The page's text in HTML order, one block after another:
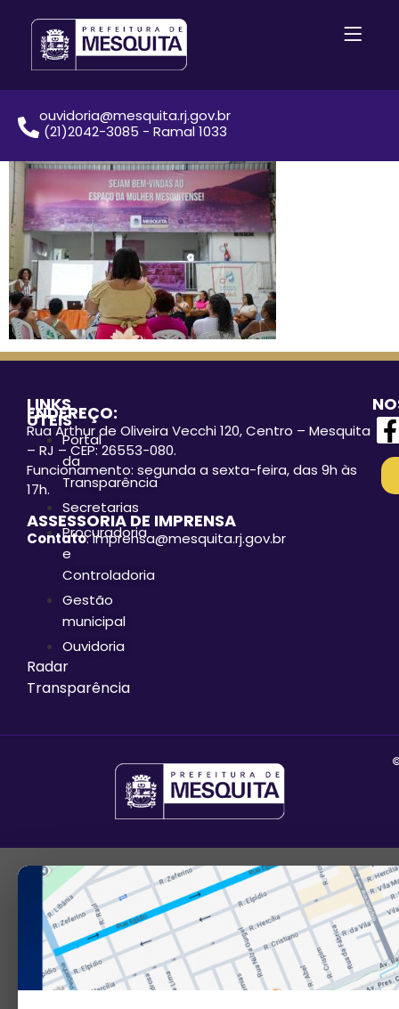
ouvidoria@mesquita.rj.gov.br
(21)2042-3085 - Ramal 1033
LINKS
ÚTEIS
Portal
da
Transparência
Secretarias
Procuradoria
e
Controladoria
Gestão
municipal
Ouvidoria
Radar
Transparência
ENDEREÇO:
Rua Arthur de Oliveira Vecchi 120, Centro – Mesquita
– RJ – CEP: 26553-080.
Funcionamento: segunda a sexta-feira, das 9h às
17h.
ASSESSORIA DE IMPRENSA
Contato: imprensa@mesquita.rj.gov.br